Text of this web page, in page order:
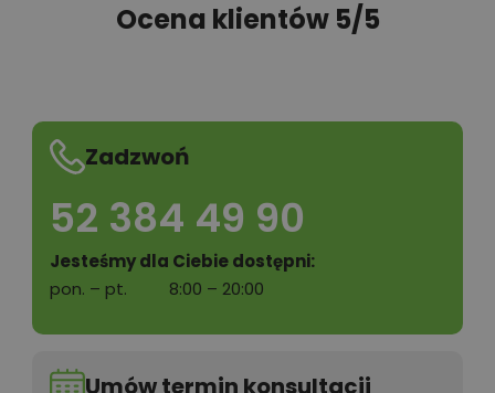
Ocena klientów 5/5
Zadzwoń
52 384 49 90
Jesteśmy dla Ciebie dostępni:
pon. – pt.
8:00 – 20:00